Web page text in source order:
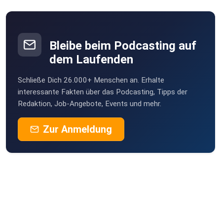
Bleibe beim Podcasting auf
dem Laufenden
Schließe Dich 26.000+ Menschen an. Erhalte
interessante Fakten über das Podcasting, Tipps der
Redaktion, Job-Angebote, Events und mehr.
Zur Anmeldung